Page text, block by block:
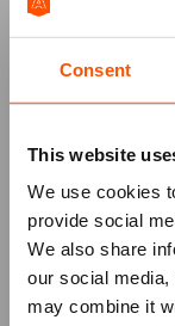
Consent
This website
We use cookies
provide social
We also share
our social
may combine it
Waar kan ik
De
Wanneer heb
gespaard?
Bij iedere
een sticker.
inleveren bij de